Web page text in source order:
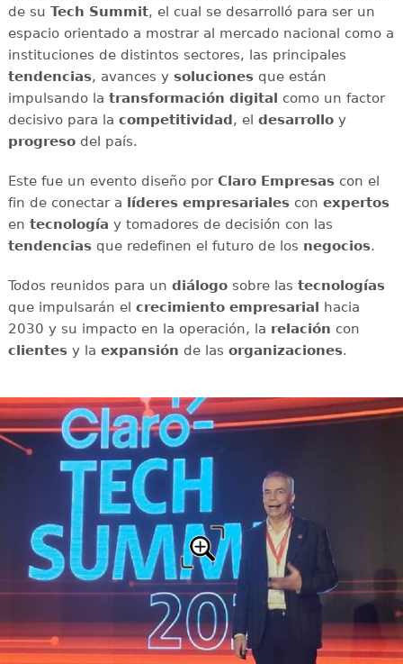
de su Tech Summit, el cual se desarrolló para ser un
espacio orientado a mostrar al mercado nacional como a
instituciones de distintos sectores, las principales
tendencias, avances y solucionesque están
impulsando la transformación digital como un factor
decisivo para la competitividad, el desarrolloy
progresodel país.
Este fue un evento diseño por Claro Empresascon el
fin de conectar a líderes empresarialescon expertos
en tecnología y tomadores de decisión con las
tendenciasque redefinen el futuro de los negocios.
Todos reunidos para un diálogosobre las tecnologías
que impulsarán el crecimiento empresarial hacia
2030 y su impacto en la operación, la relación con
clientesy la expansión de las organizaciones.